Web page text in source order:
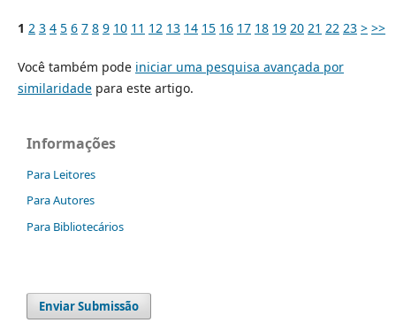
1 2 3 4 5 6 7 8 9 10 11 12 13 14 15 16 17 18 19 20 21 22 23 > >>
Você também pode iniciar uma pesquisa avançada por
similaridadepara este artigo.
Informações
Para Leitores
Para Autores
Para Bibliotecários
Enviar Submissão